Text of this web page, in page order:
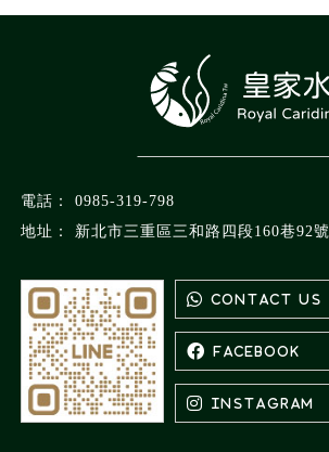
0985-319-798
新北市三重區三和路四段160巷92號